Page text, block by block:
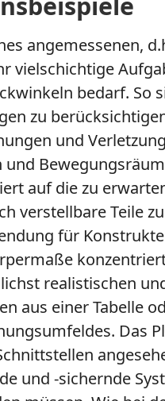
angemessenen,
vielschichtige
bedarf. So
zu
und
auf die zu
verstellbare Teile
für
realistischen
aus einer Tabelle
Das
und -sichernde